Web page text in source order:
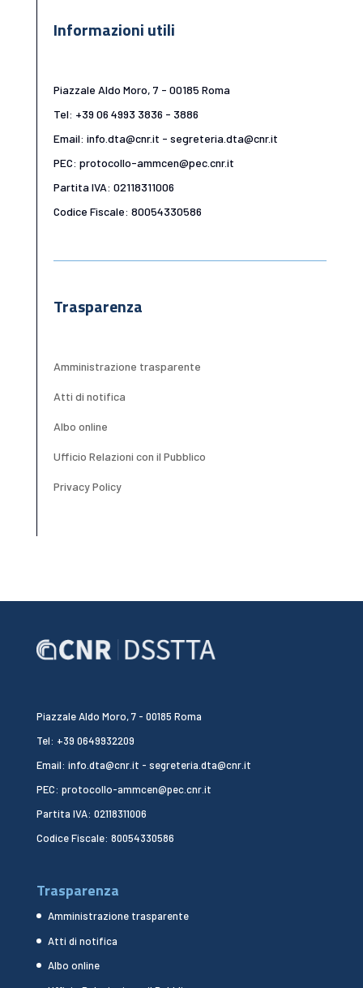
Informazioni utili
Piazzale Aldo Moro, 7 - 00185 Roma
Tel: +39 06 4993 3836 - 3886
Email: info.dta@cnr.it - segreteria.dta@cnr.it
PEC: protocollo-ammcen@pec.cnr.it
Partita IVA: 02118311006
Codice Fiscale: 80054330586
Trasparenza
Amministrazione trasparente
Atti di notifica
Albo online
Ufficio Relazioni con il Pubblico
Privacy Policy
Piazzale Aldo Moro, 7 - 00185 Roma
Tel: +39 0649932209
Email: info.dta@cnr.it - segreteria.dta@cnr.it
PEC: protocollo-ammcen@pec.cnr.it
Partita IVA: 02118311006
Codice Fiscale: 80054330586
Trasparenza
Amministrazione trasparente
Atti di notifica
Albo online